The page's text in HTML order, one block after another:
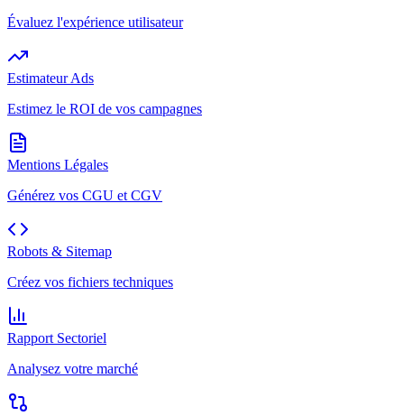
Évaluez l'expérience utilisateur
Estimateur Ads
Estimez le ROI de vos campagnes
Mentions Légales
Générez vos CGU et CGV
Robots & Sitemap
Créez vos fichiers techniques
Rapport Sectoriel
Analysez votre marché